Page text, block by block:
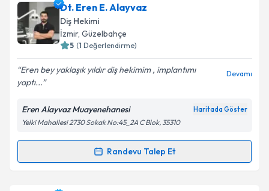
Dt. Güliz Karacaoğluiçin randevu takvimi talebi
oluşturun. Size bu uzmandan randevu almanız için bir
takvim hazırlandığında e-posta ile bilgilendireceğiz.
Kişisel verilerimin işlenmesine ilişkin
Aydınlatma
Metni'ni okudum ve kişisel verilerimin belirtilen
kapsamda işlenmesini kabul ediyorum.
Dt. Eren E. Alayvaz
Diş Hekimi
İzmir, Güzelbahçe
5 (1 Değerlendirme)
Eren bey yaklaşık yıldır diş hekimim , implantımı
yaptı...
Devamı
Eren Alayvaz Muayenehanesi Haritada Göster
Yelki Mahallesi 2730 Sokak No:45_2A C Blok, 35310
Randevu Talep Et
Randevu Takvimi Talebi